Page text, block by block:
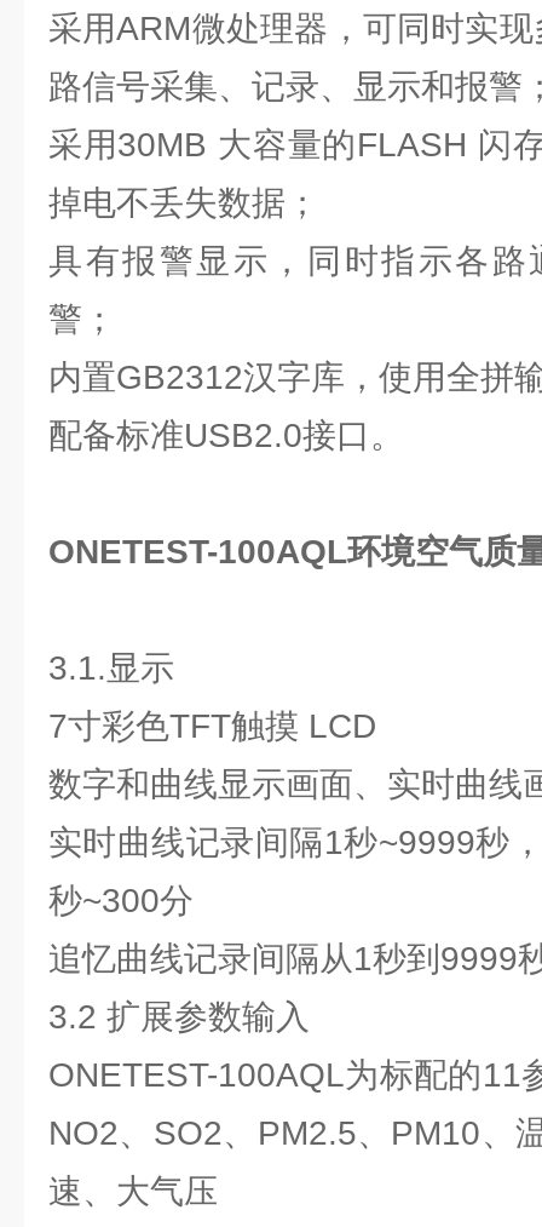
采用ARM微处理器，可同时实
路信号采集、记录、显示和报警
采用30MB 大容量的FLASH 闪
掉电不丢失数据；
具有报警显示，同时指示各路
警；
内置GB2312汉字库，使用全拼
配备标准USB2.0接口。
ONETEST-100AQL环境空气质
3.1.显示
7寸彩色TFT触摸 LCD
数字和曲线显示画面、实时曲线
实时曲线记录间隔1秒~9999秒
秒~300分
追忆曲线记录间隔从1秒到9999
3.2 扩展参数输入
ONETEST-100AQL为标配的11
NO2、SO2、PM2.5、PM10、
速、大气压